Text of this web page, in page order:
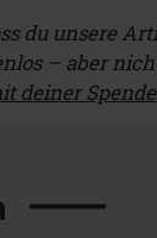
du unsere
– aber
deiner